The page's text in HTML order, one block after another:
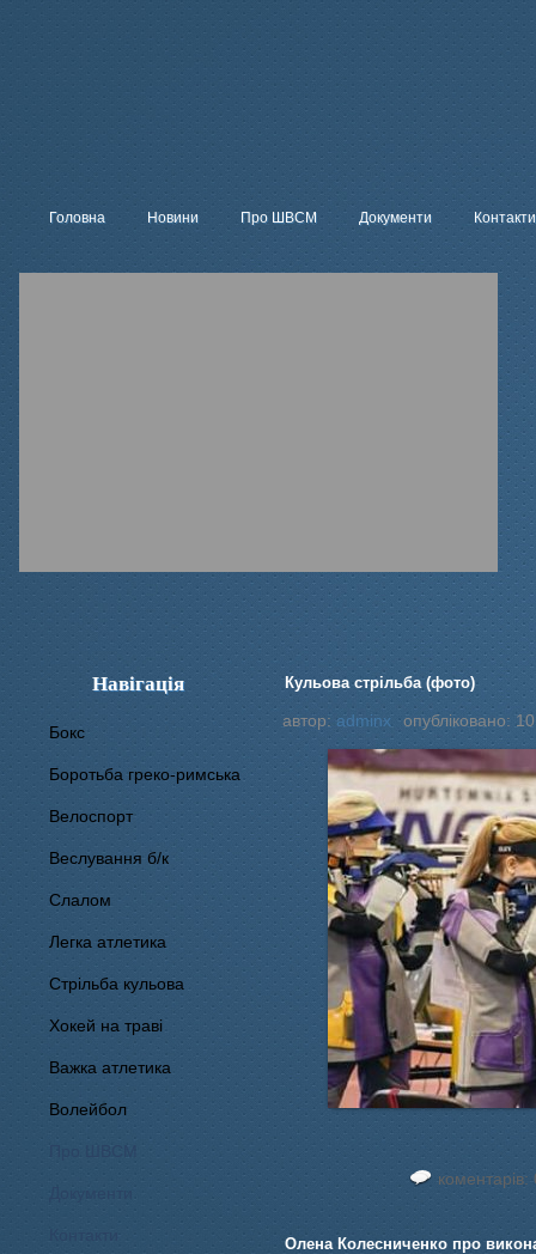
Головна Новини Про ШВСМ Документи Контакти
Навігація
Бокс
Боротьба греко-римська
Велоспорт
Веслування б/к
Cлалом
Легка атлетика
Стрільба кульова
Хокей на траві
Важка атлетика
Волейбол
Про ШВСМ
Документи
Кульова стрільба (фото)
автор: adminx опубліковано:
коментарів:
Олена Колесниченко про